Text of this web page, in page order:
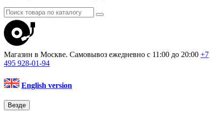
Магазин в Москве. Самовывоз ежедневно с 11:00 до 20:00 +7
495 928-01-94
English version
Везде